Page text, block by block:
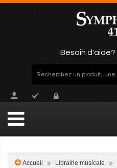
Besoin d'aide?
Accueil Librairie musicale